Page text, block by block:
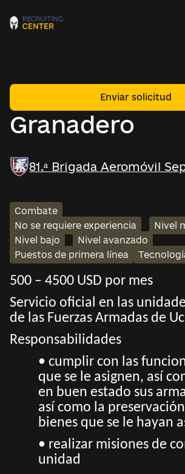
Granadero
Enviar solicitud
81.ª Brigada Aeromóvil
Combate
No se requiere experiencia
Nivel
Nivel bajo
Nivel avanzado
Puestos de primera línea
500 – 4500 USD por mes
Servicio oficial en las
de las Fuerzas Armadas de
Responsabilidades
• cumplir con las
que se le asignen, así
en buen estado sus
así como la
bienes que se le hayan
• realizar misiones de
unidad